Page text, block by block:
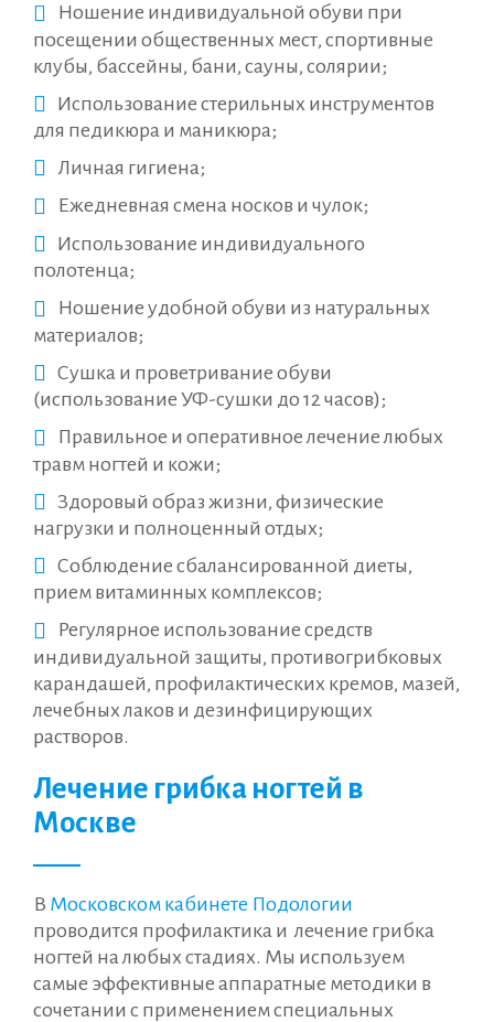
Ношение индивидуальной обуви при
посещении общественных мест, спортивные
клубы, бассейны, бани, сауны, солярии;
Использование стерильных инструментов
для педикюра и маникюра;
Личная гигиена;
Ежедневная смена носков и чулок;
Использование индивидуального
полотенца;
Ношение удобной обуви из натуральных
материалов;
Сушка и проветривание обуви
(использование УФ-сушки до 12 часов);
Правильное и оперативное лечение любых
травм ногтей и кожи;
Здоровый образ жизни, физические
нагрузки и полноценный отдых;
Соблюдение сбалансированной диеты,
прием витаминных комплексов;
Регулярное использование средств
индивидуальной защиты, противогрибковых
карандашей, профилактических кремов, мазей,
лечебных лаков и дезинфицирующих
растворов.
Лечение грибка ногтей в
Москве
В Московском кабинете Подологии
проводится профилактика и лечение грибка
ногтей на любых стадиях. Мы используем
самые эффективные аппаратные методики в
сочетании с применением специальных